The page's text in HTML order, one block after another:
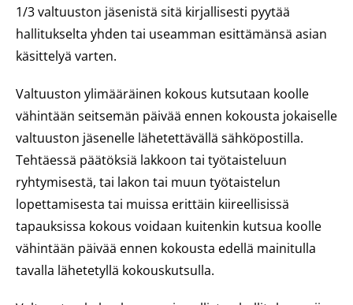
1/3 valtuuston jäsenistä sitä kirjallisesti pyytää
hallitukselta yhden tai useamman esittämänsä asian
käsittelyä varten.
Valtuuston ylimääräinen kokous kutsutaan koolle
vähintään seitsemän päivää ennen kokousta jokaiselle
valtuuston jäsenelle lähetettävällä sähköpostilla.
Tehtäessä päätöksiä lakkoon tai työtaisteluun
ryhtymisestä, tai lakon tai muun työtaistelun
lopettamisesta tai muissa erittäin kiireellisissä
tapauksissa kokous voidaan kuitenkin kutsua koolle
vähintään päivää ennen kokousta edellä mainitulla
tavalla lähetetyllä kokouskutsulla.